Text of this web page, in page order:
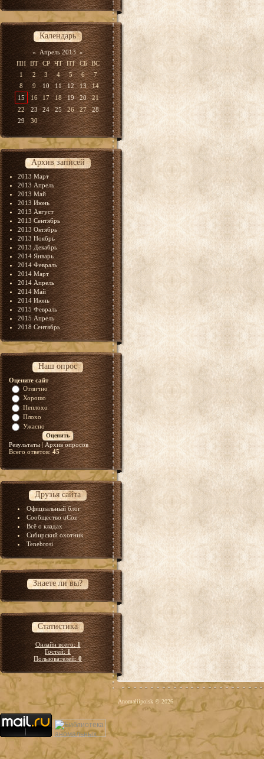
Календарь
« Апрель 2013 »
ПН ВТ СР ЧТ ПТ СБ ВС
1
2 3 4 5 6
7
8
9 10 11 12 13
14
15
16 17 18 19 20
21
22
23 24 25 26 27
28
29
30
Архив записей
2013 Март
2013 Апрель
2013 Май
2013 Июнь
2013 Август
2013 Сентябрь
2013 Октябрь
2013 Ноябрь
2013 Декабрь
2014 Январь
2014 Февраль
2014 Март
2014 Апрель
2014 Май
2014 Июнь
2015 Февраль
2015 Апрель
2018 Сентябрь
Наш опрос
Оцените сайт
Отлично
Хорошо
Неплохо
Плохо
Ужасно
Результаты| Архив опросов
Всего ответов:45
Друзья сайта
Официальный блог
Сообщество uCoz
Всё о кладах
Сибирский охотник
Tenebrosi
Знаете ли вы?
Статистика
Онлайн всего:1
Гостей:1
Пользователей:0
Anomaliipoisk © 2026